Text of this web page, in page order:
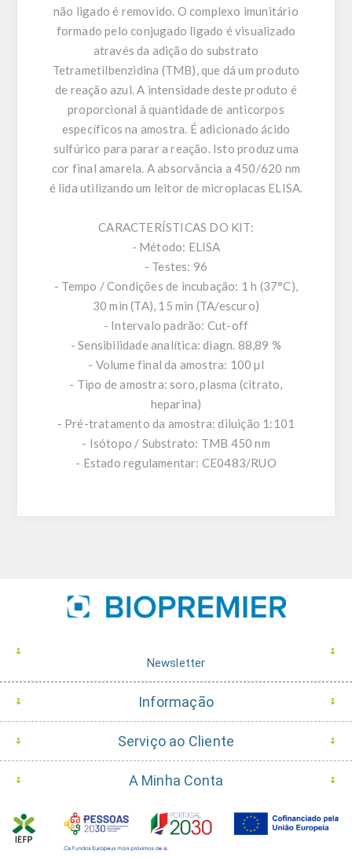
não ligado é removido. O complexo imunitário
formado pelo conjugado ligado é visualizado
através da adição do substrato
Tetrametilbenzidina (TMB), que dá um produto
de reação azul. A intensidade deste produto é
proporcional à quantidade de anticorpos
específicos na amostra. É adicionado ácido
sulfúrico para parar a reação. Isto produz uma
cor final amarela. A absorvância a 450/620 nm
é lida utilizando um leitor de microplacas ELISA.
CARACTERÍSTICAS DO KIT:
- Método: ELISA
- Testes: 96
- Tempo / Condições de incubação: 1 h (37°C),
30 min (TA), 15 min (TA/escuro)
- Intervalo padrão: Cut-off
- Sensibilidade analítica: diagn. 88,89 %
- Volume final da amostra: 100 µl
- Tipo de amostra: soro, plasma (citrato,
heparina)
- Pré-tratamento da amostra: diluição 1:101
- Isótopo / Substrato: TMB 450 nm
- Estado regulamentar: CE0483/RUO
Newsletter
Informação
Serviço ao Cliente
A Minha Conta